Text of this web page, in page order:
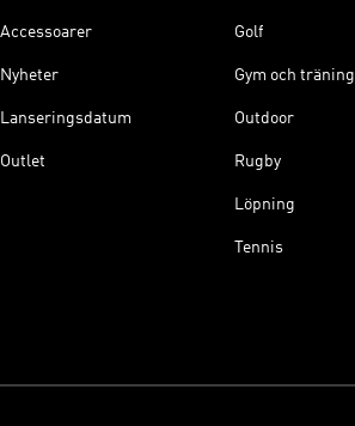
Accessoarer
Nyheter
Lanseringsdatum
Outlet
Golf
Gym och träning
Outdoor
Rugby
Löpning
Tennis